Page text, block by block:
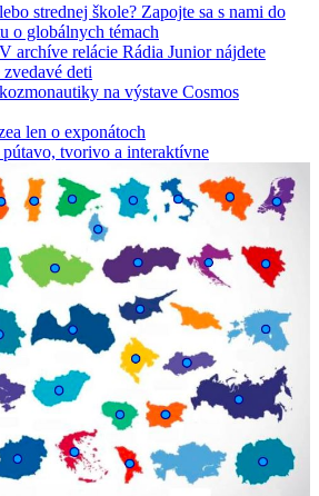
strednej škole? Zapojte sa s nami do
o globálnych témach
relácie Rádia Junior nájdete
deti
na výstave Cosmos
len o exponátoch
tvorivo a interaktívne